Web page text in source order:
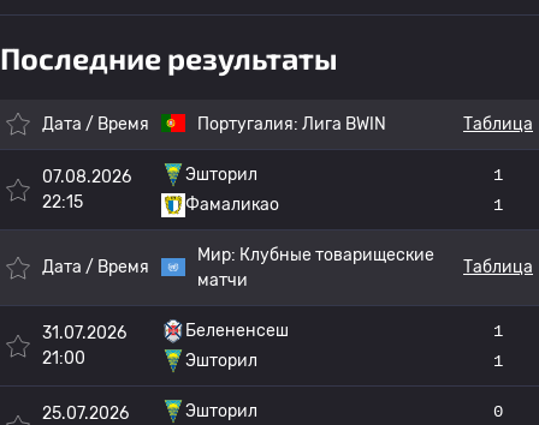
Последние результаты
Дата / Время Португалия: Лига BWIN Таблица
07.08.2026
22:15
Эшторил
Фамаликао
1
1
Дата / Время
Мир: Клубные товарищеские
матчи
Таблица
31.07.2026
21:00
Белененсеш
Эшторил
1
1
25.07.2026
Эшторил
0